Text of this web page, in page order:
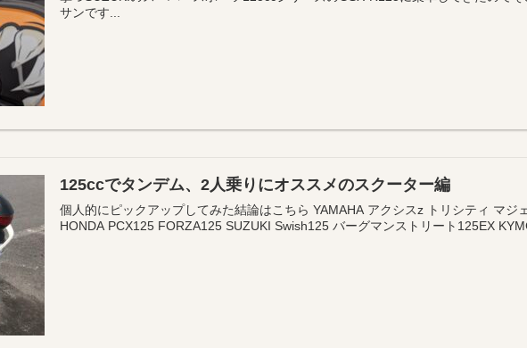
サンです...
125ccでタンデム、2人乗りにオススメのスクーター編
個人的にピックアップしてみた結論はこちら YAMAHA アクシスz トリシティ マジ
HONDA PCX125 FORZA125 SUZUKI Swish125 バーグマンストリート125EX